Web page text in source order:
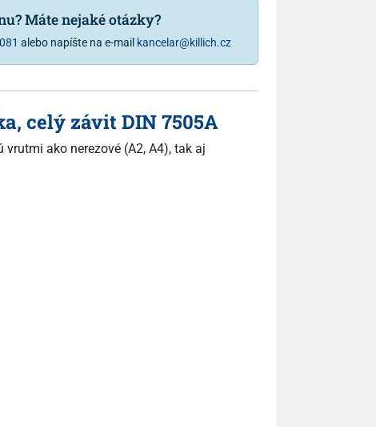
Máte nejaké otázky?
alebo napíšte na e-mail kancelar@killich.cz
celý závit DIN 7505A
ako nerezové (A2, A4), tak aj